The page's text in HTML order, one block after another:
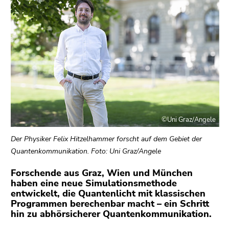
Sie diesen
Link.
Zum
Inhalt
(Zugriffstaste
1)
Zur
Positionsanzeige
(Zugriffstaste
2)
(Zugriffstaste
3)
Zu
den
Zusatzinformationen
©Uni Graz/Angele
Der Physiker Felix Hitzelhammer forscht auf dem Gebiet der
Quantenkommunikation. Foto: Uni Graz/Angele
Forschende aus Graz, Wien und München
haben eine neue Simulationsmethode
entwickelt, die Quantenlicht mit klassischen
Programmen berechenbar macht – ein Schritt
hin zu abhörsicherer Quantenkommunikation.